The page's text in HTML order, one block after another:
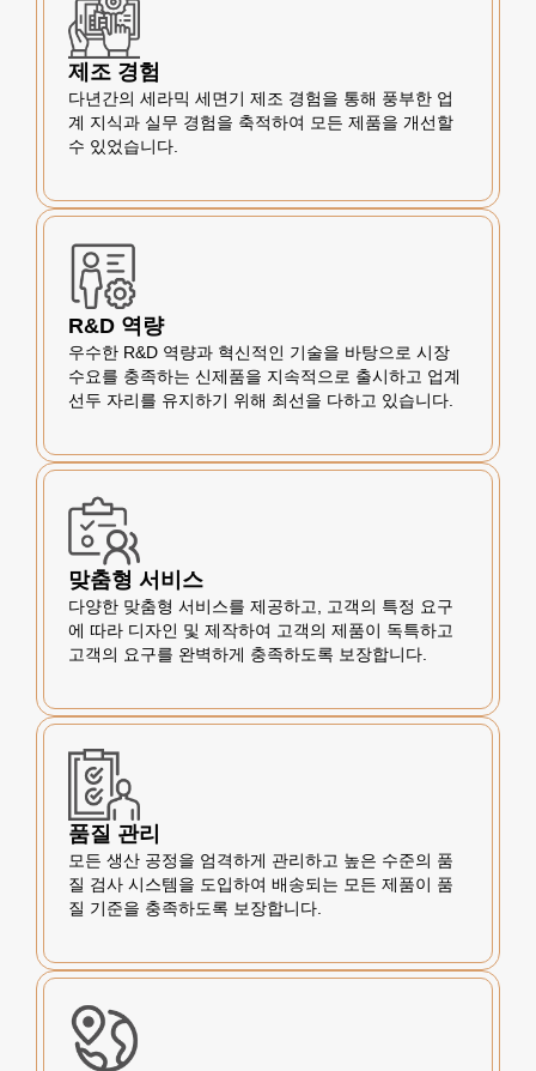
제조 경험
다년간의 세라믹 세면기 제조 경험을 통해 풍부한 업
계 지식과 실무 경험을 축적하여 모든 제품을 개선할
수 있었습니다.
R&D 역량
우수한 R&D 역량과 혁신적인 기술을 바탕으로 시장
수요를 충족하는 신제품을 지속적으로 출시하고 업계
선두 자리를 유지하기 위해 최선을 다하고 있습니다.
맞춤형 서비스
다양한 맞춤형 서비스를 제공하고, 고객의 특정 요구
에 따라 디자인 및 제작하여 고객의 제품이 독특하고
고객의 요구를 완벽하게 충족하도록 보장합니다.
품질 관리
모든 생산 공정을 엄격하게 관리하고 높은 수준의 품
질 검사 시스템을 도입하여 배송되는 모든 제품이 품
질 기준을 충족하도록 보장합니다.